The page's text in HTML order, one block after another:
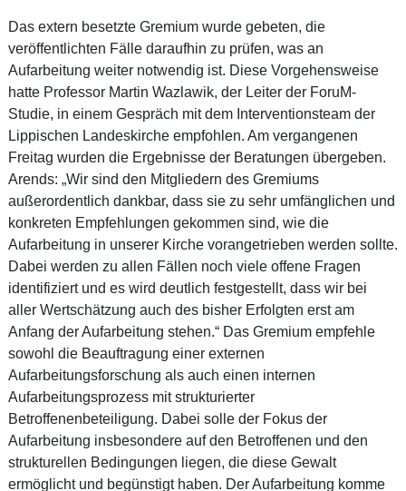
Das extern besetzte Gremium wurde gebeten, die
veröffentlichten Fälle daraufhin zu prüfen, was an
Aufarbeitung weiter notwendig ist. Diese Vorgehens­weise
hatte Professor Martin Wazlawik, der Leiter der ForuM-
Studie, in einem Gespräch mit dem Interventionsteam der
Lippischen Landeskirche empfohlen. Am vergangenen
Freitag wurden die Ergebnisse der Beratungen übergeben.
Arends: „Wir sind den Mitgliedern des Gremiums
außerordentlich dankbar, dass sie zu sehr umfänglichen und
konkreten Empfehlungen gekommen sind, wie die
Aufarbeitung in unserer Kirche vorangetrieben werden sollte.
Dabei werden zu allen Fällen noch viele offene Fragen
identifiziert und es wird deutlich festgestellt, dass wir bei
aller Wertschätzung auch des bisher Erfolgten erst am
Anfang der Aufarbeitung stehen.“ Das Gremium empfehle
sowohl die Beauftragung einer externen
Aufarbeitungsforschung als auch einen internen
Aufarbeitungsprozess mit strukturierter
Betroffenenbeteiligung. Dabei solle der Fokus der
Aufarbeitung insbesondere auf den Betroffenen und den
strukturellen Bedingungen liegen, die diese Gewalt
ermöglicht und begünstigt haben. Der Aufarbeitung komme